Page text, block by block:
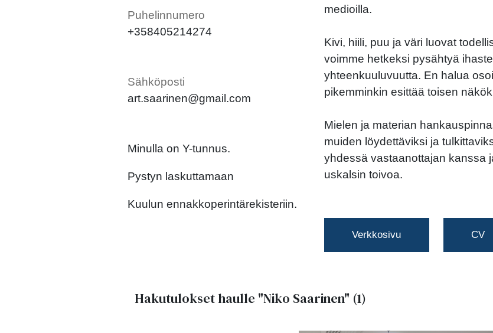
Puhelinnumero
+358405214274
Sähköposti
art.saarinen@gmail.com
Minulla on Y-tunnus.
Pystyn laskuttamaan
Kuulun ennakkoperintärekisteriin.
medioilla.
Kivi, hiili, puu ja väri luovat
voimme hetkeksi pysähtyä
yhteenkuuluvuutta. En halua
pikemminkin esittää toisen
Mielen ja materian
muiden löydettäviksi ja
yhdessä vastaanottajan kanssa
uskalsin toivoa.
Verkkosivu CV
Hakutulokset haulle "Niko Saarinen" (1)